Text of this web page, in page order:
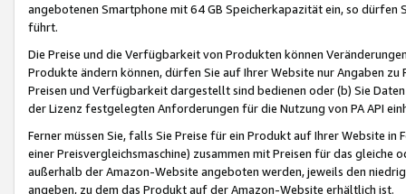
angebotenen Smartphone mit 64 GB Speicherkapazität ein, so dürfen
führt.
Die Preise und die Verfügbarkeit von Produkten können
Produkte ändern können, dürfen Sie auf Ihrer Website nur Angaben
Preisen und Verfügbarkeit dargestellt sind bedienen oder (b) Sie
der Lizenz festgelegten Anforderungen für die Nutzung von PA API
Ferner müssen Sie, falls Sie Preise für ein Produkt auf Ihrer Website
einer Preisvergleichsmaschine) zusammen mit Preisen für das
außerhalb der Amazon-Website angeboten werden, jeweils den
angeben, zu dem das Produkt auf der Amazon-Website erhältlich ist.